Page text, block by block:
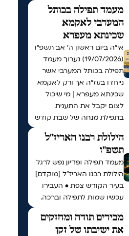
מעמד תפילה בכותל
המערבי לאקמא
שכינתא מעפרא
אי"ה ביום ראשון ה׳ אב תשפ״ו
(19/07/2026) נערוך מעמד
תפילה בכותל המערבי אשר
נייחדו בעז"ה אך ורק לאקמא
שכינתא מעפרא | מי שיכול
לצום יקבל את התענית
בתפילת מנחה של שבת קודש
הילולת רבנו האריז"ל
תשפ"ו
מעמד תפילה ופדיון נפש לרגל
הילולת רבנו האריז"ל [מוקדם]
בעיר הקודש צפת • העבירו
עכשיו שמות לתפילה וברכה.
מכירים תודה ומחזקים
את ישיבתו של זקן